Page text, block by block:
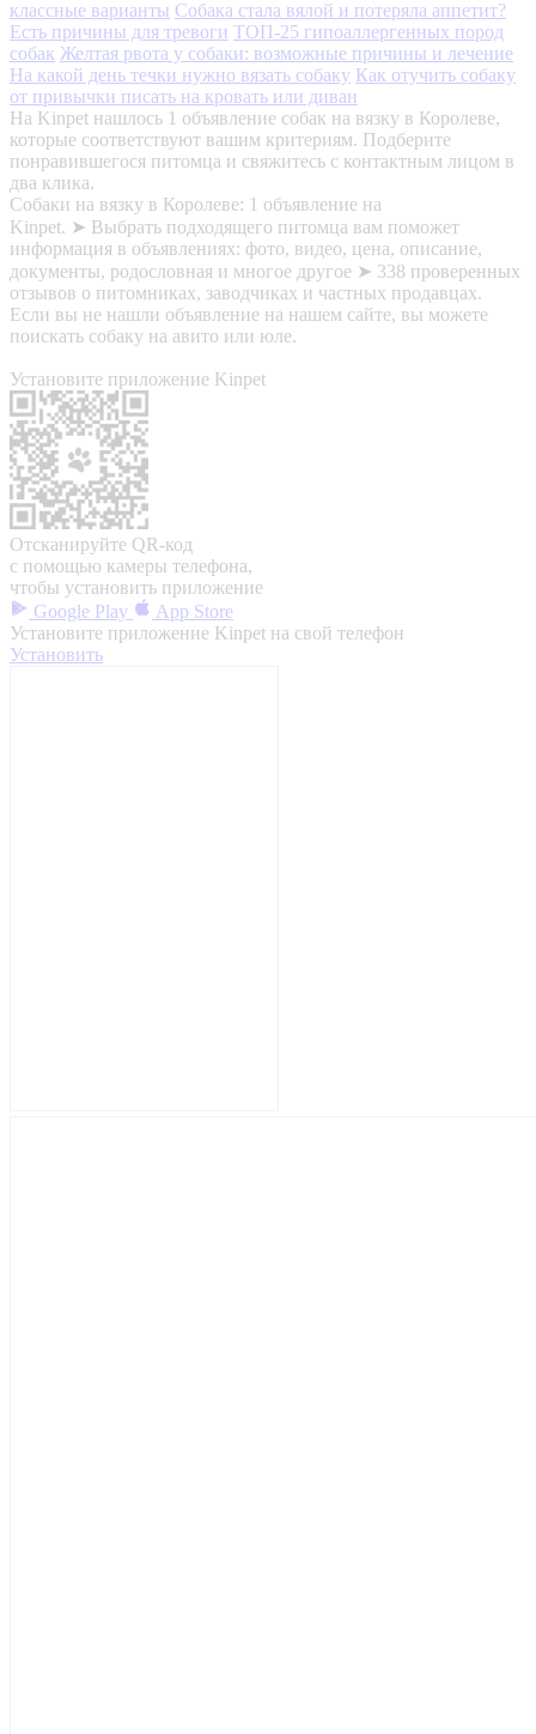
классные варианты Собака стала вялой и потеряла аппетит?
Есть причины для тревоги ТОП-25 гипоаллергенных пород
собак Желтая рвота у собаки: возможные причины и лечение
На какой день течки нужно вязать собаку Как отучить собаку
от привычки писать на кровать или диван
На Kinpet нашлось 1 объявление собак на вязку в Королеве,
которые соответствуют вашим критериям. Подберите
понравившегося питомца и свяжитесь с контактным лицом в
два клика.
Собаки на вязку в Королеве: 1 объявление на
Kinpet. ➤ Выбрать подходящего питомца вам поможет
информация в объявлениях: фото, видео, цена, описание,
документы, родословная и многое другое ➤ 338 проверенных
отзывов о питомниках, заводчиках и частных продавцах.
Если вы не нашли объявление на нашем сайте, вы можете
поискать собаку на авито или юле.
Установите приложение Kinpet
Отсканируйте QR-код
с помощью камеры телефона,
чтобы установить приложение
Google Play
App Store
Установите приложение Kinpet на свой телефон
Установить